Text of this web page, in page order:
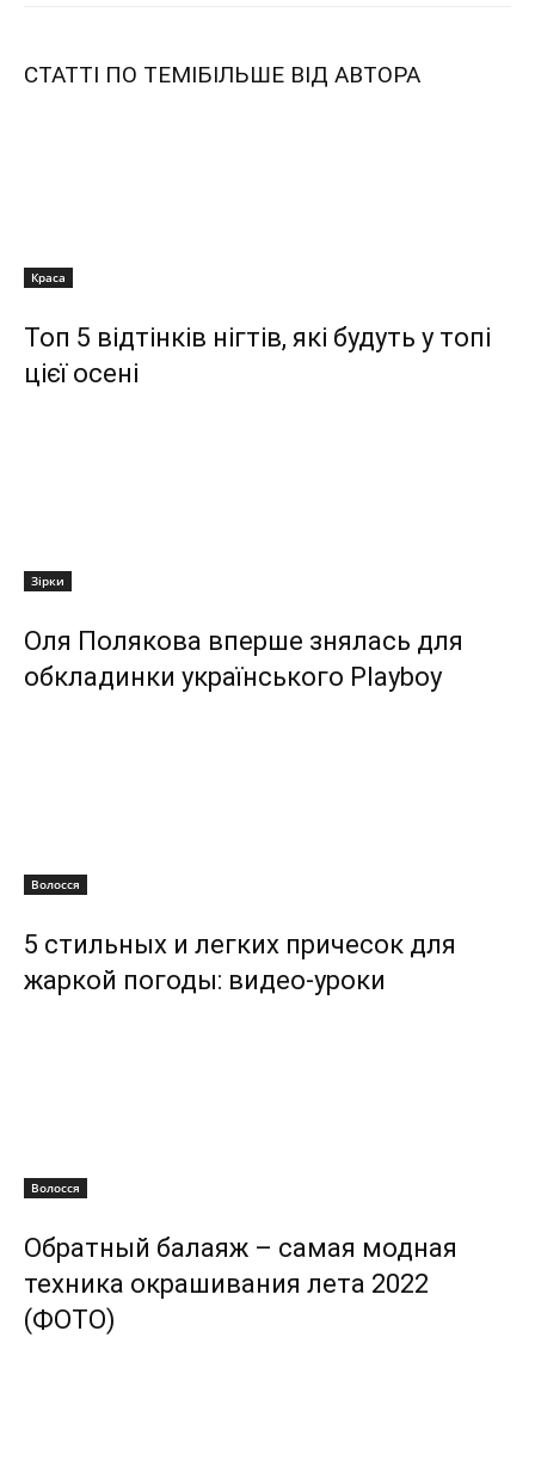
СТАТТІ ПО ТЕМІБІЛЬШЕ ВІД АВТОРА
Краса
Топ 5 відтінків нігтів, які будуть у топі
цієї осені
Зірки
Оля Полякова вперше знялась для
обкладинки українського Playboy
Волосся
5 стильных и легких причесок для
жаркой погоды: видео-уроки
Волосся
Обратный балаяж – самая модная
техника окрашивания лета 2022
(ФОТО)